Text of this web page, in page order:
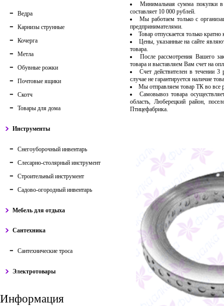
Ведра
Карнизы струнные
Кочерга
Метла
Обувные рожки
Почтовые ящики
Скотч
Товары для дома
Инструменты
Снегоуборочный инвентарь
Слесарно-столярный инструмент
Строительный инструмент
Садово-огородный инвентарь
Мебель для отдыха
Сантехника
Сантехнические троса
Электротовары
Информация
Минимальная сумма покупки в
составляет 10 000 рублей.
Мы работаем только с
предпринимателями.
Товар отпускается только
Цены, указанные на сайте
товара.
После рассмотрения Вашего
товара и выставляем Вам счет на
Счет действителен в течении
случае не гарантируется наличие
Мы отправляем товар ТК во
Самовывоз товара
область, Люберецкий район,
Птицефабрика.